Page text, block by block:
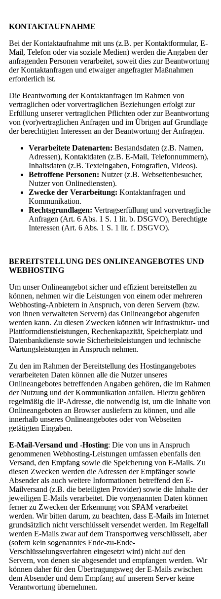
KONTAKTAUFNAHME
Bei der Kontaktaufnahme mit uns (z.B. per Kontaktformular, E-
Mail, Telefon oder via soziale Medien) werden die Angaben der
anfragenden Personen verarbeitet, soweit dies zur Beantwortung
der Kontaktanfragen und etwaiger angefragter Maßnahmen
erforderlich ist.
Die Beantwortung der Kontaktanfragen im Rahmen von
vertraglichen oder vorvertraglichen Beziehungen erfolgt zur
Erfüllung unserer vertraglichen Pflichten oder zur Beantwortung
von (vor)vertraglichen Anfragen und im Übrigen auf Grundlage
der berechtigten Interessen an der Beantwortung der Anfragen.
Verarbeitete Datenarten: Bestandsdaten (z.B. Namen,
Adressen), Kontaktdaten (z.B. E-Mail, Telefonnummern),
Inhaltsdaten (z.B. Texteingaben, Fotografien, Videos).
Betroffene Personen: Nutzer (z.B. Webseitenbesucher,
Nutzer von Onlinediensten).
Zwecke der Verarbeitung: Kontaktanfragen und
Kommunikation.
Rechtsgrundlagen: Vertragserfüllung und vorvertragliche
Anfragen (Art. 6 Abs. 1 S. 1 lit. b. DSGVO), Berechtigte
Interessen (Art. 6 Abs. 1 S. 1 lit. f. DSGVO).
BEREITSTELLUNG DES ONLINEANGEBOTES UND
WEBHOSTING
Um unser Onlineangebot sicher und effizient bereitstellen zu
können, nehmen wir die Leistungen von einem oder mehreren
Webhosting-Anbietern in Anspruch, von deren Servern (bzw.
von ihnen verwalteten Servern) das Onlineangebot abgerufen
werden kann. Zu diesen Zwecken können wir Infrastruktur- und
Plattformdienstleistungen, Rechenkapazität, Speicherplatz und
Datenbankdienste sowie Sicherheitsleistungen und technische
Wartungsleistungen in Anspruch nehmen.
Zu den im Rahmen der Bereitstellung des Hostingangebotes
verarbeiteten Daten können alle die Nutzer unseres
Onlineangebotes betreffenden Angaben gehören, die im Rahmen
der Nutzung und der Kommunikation anfallen. Hierzu gehören
regelmäßig die IP-Adresse, die notwendig ist, um die Inhalte von
Onlineangeboten an Browser ausliefern zu können, und alle
innerhalb unseres Onlineangebotes oder von Webseiten
getätigten Eingaben.
E-Mail-Versand und -Hosting: Die von uns in Anspruch
genommenen Webhosting-Leistungen umfassen ebenfalls den
Versand, den Empfang sowie die Speicherung von E-Mails. Zu
diesen Zwecken werden die Adressen der Empfänger sowie
Absender als auch weitere Informationen betreffend den E-
Mailversand (z.B. die beteiligten Provider) sowie die Inhalte der
jeweiligen E-Mails verarbeitet. Die vorgenannten Daten können
ferner zu Zwecken der Erkennung von SPAM verarbeitet
werden. Wir bitten darum, zu beachten, dass E-Mails im Internet
grundsätzlich nicht verschlüsselt versendet werden. Im Regelfall
werden E-Mails zwar auf dem Transportweg verschlüsselt, aber
(sofern kein sogenanntes Ende-zu-Ende-
Verschlüsselungsverfahren eingesetzt wird) nicht auf den
Servern, von denen sie abgesendet und empfangen werden. Wir
können daher für den Übertragungsweg der E-Mails zwischen
dem Absender und dem Empfang auf unserem Server keine
Verantwortung übernehmen.